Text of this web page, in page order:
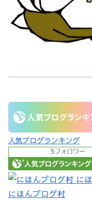
人気ブログランキング
にほんブログ村